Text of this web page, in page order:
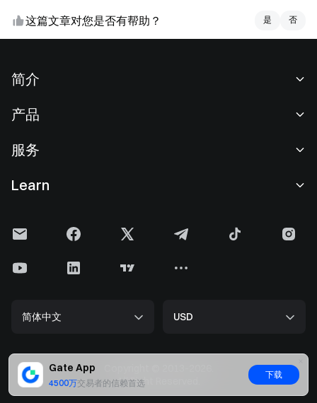
Gate App
4500万交易者的信赖首选
下载
这篇文章对您是否有帮助？ 是 否
简介
新闻中心
Cookie 政策
储备金
安全方案
GateToken (GT)
产品
现货交易
理财中心
Alpha
Gate Pay
服务
费率标准
上币申请
开发者中心（API）
官方验证渠道
Learn
Gate 快讯
以太坊 (ETH) 升级
大数据
简体中文 USD
All Right Reserved.